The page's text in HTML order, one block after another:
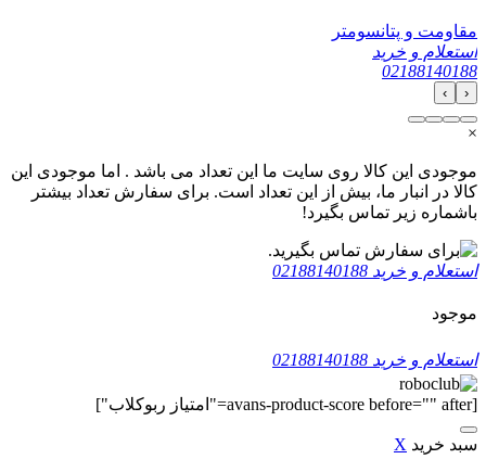
مقاومت و پتانسومتر
استعلام و خرید
02188140188
‹
›
×
موجودی این کالا روی سایت ما این تعداد می باشد . اما موجودی این
کالا در انبار ما، بیش از این تعداد است. برای سفارش تعداد بیشتر
باشماره زیر تماس بگیرد!
استعلام و خرید 02188140188
موجود
استعلام و خرید 02188140188
[avans-product-score before="" after="امتیاز ربوکلاب"]
سبد خرید X